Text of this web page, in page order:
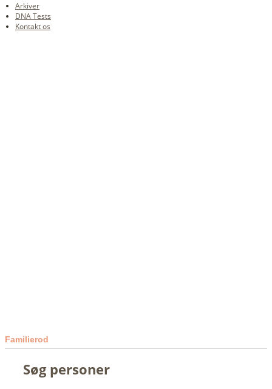
Arkiver
DNA Tests
Kontakt os
Familierod
Søg personer